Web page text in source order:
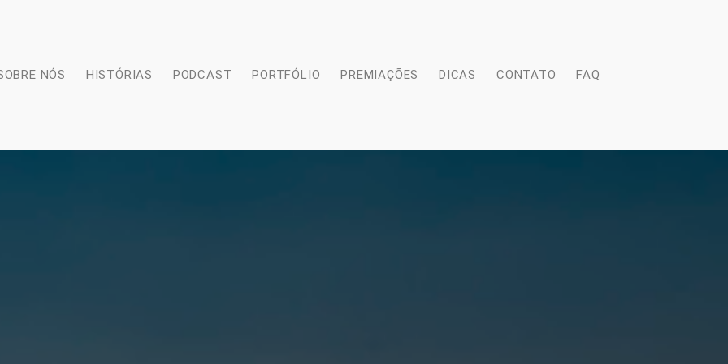
NÓS HISTÓRIAS PODCAST PORTFÓLIO PREMIAÇÕES DICAS CONTATO FAQ